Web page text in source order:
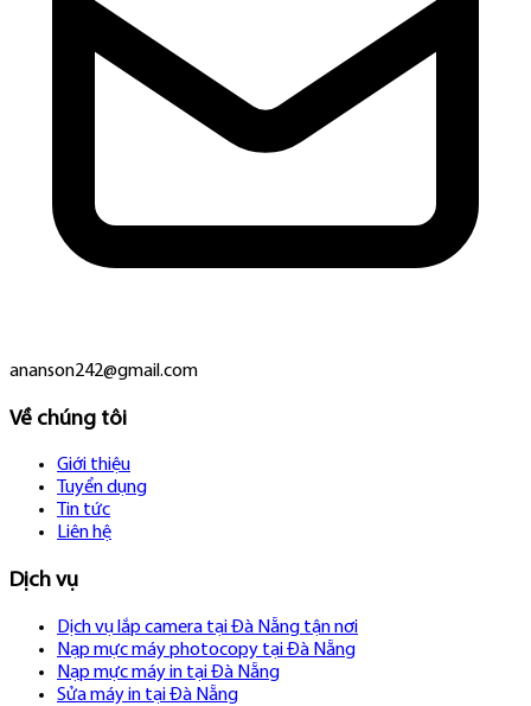
ananson242@gmail.com
Về chúng tôi
Giới thiệu
Tuyển dụng
Tin tức
Liên hệ
Dịch vụ
Dịch vụ lắp camera tại Đà Nẵng tận nơi
Nạp mực máy photocopy tại Đà Nẵng
Nạp mực máy in tại Đà Nẵng
Sửa máy in tại Đà Nẵng